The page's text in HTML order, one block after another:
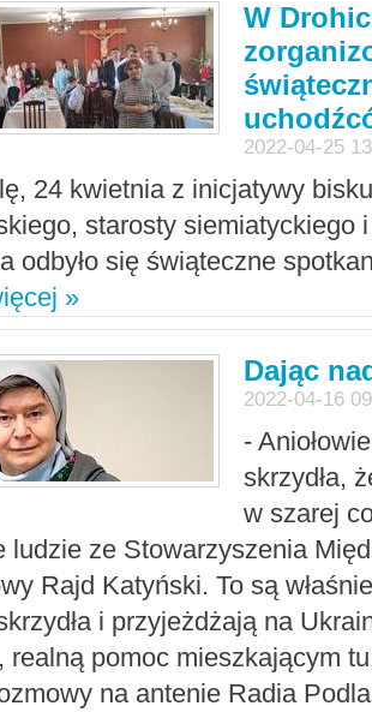
W
2022-04-25
24 kwietnia z inicjatywy
starosty siemiatyckiego
odbyło się świąteczne
»
Dając
2022-04-16
-
skrzydła,
w szarej
ludzie ze Stowarzyszenia
Rajd Katyński. To są
i przyjeżdżają na
realną pomoc mieszkającym
na antenie Radia